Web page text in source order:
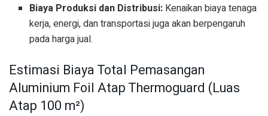
Biaya Produksi dan Distribusi: Kenaikan biaya tenaga
kerja, energi, dan transportasi juga akan berpengaruh
pada harga jual.
Estimasi Biaya Total Pemasangan
Aluminium Foil Atap Thermoguard (Luas
Atap 100 m²)